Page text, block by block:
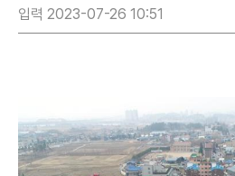
입력 2023-07-26 10:51